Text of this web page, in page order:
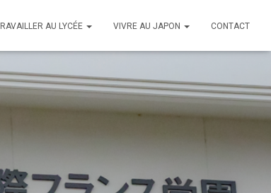
AU LYCÉE VIVRE AU JAPON CONTACT